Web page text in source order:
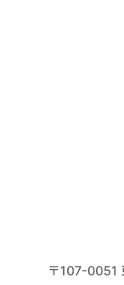
〒107-0051